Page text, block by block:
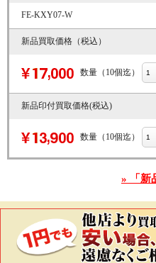
FE-KXY07-W
新品買取価格（税込）
数量（10個迄）
新品印付買取価格(税込)
数量（10個迄）
» 「新